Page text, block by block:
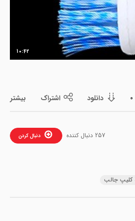
10:42
0 دانلود اشتراک بیشتر
دنبال کردن 257 دنبال کننده
کلیپ جالب